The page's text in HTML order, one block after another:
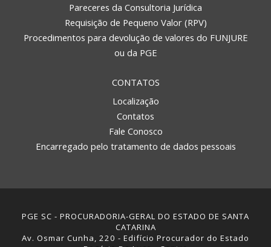
REGIONAL DE CURITIBANOS
Pareceres da Consultoria Jurídica
Requisição de Pequeno Valor (RPV)
Procedimentos para devolução de valores do FUNJURE
ou da PGE
CONTATOS
Localização
Contatos
Fale Conosco
Encarregado pelo tratamento de dados pessoais
PGE SC - PROCURADORIA-GERAL DO ESTADO DE SANTA
CATARINA
Av. Osmar Cunha, 220 - Edifício Procurador do Estado